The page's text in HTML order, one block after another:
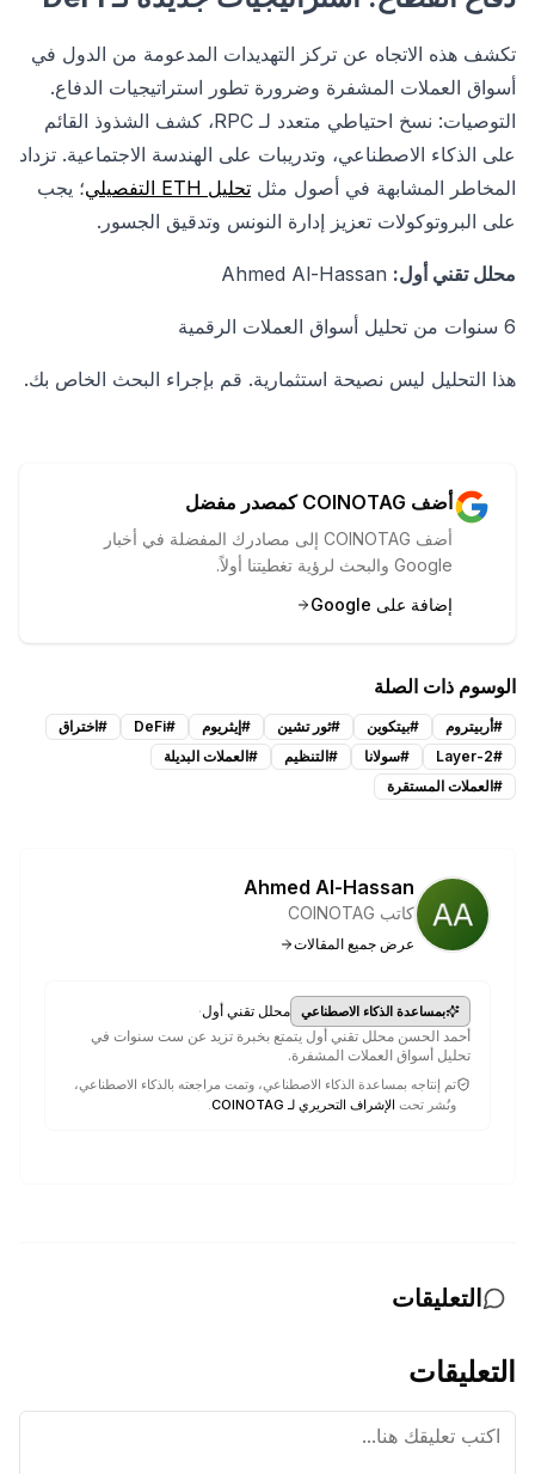
تكشف هذه الاتجاه عن تركز التهديدات المدعومة من الدول في
أسواق العملات المشفرة وضرورة تطور استراتيجيات الدفاع.
التوصيات: نسخ احتياطي متعدد لـ RPC، كشف الشذوذ القائم
على الذكاء الاصطناعي، وتدريبات على الهندسة الاجتماعية. تزداد
المخاطر المشابهة في أصول مثل تحليل ETH التفصيلي
؛ يجب
على البروتوكولات تعزيز إدارة النونس وتدقيق الجسور.
محلل تقني أول:
6 سنوات من تحليل أسواق العملات الرقمية
هذا التحليل ليس نصيحة استثمارية. قم بإجراء البحث الخاص بك.
أضف COINOTAG كمصدر مفضل
أضف COINOTAG إلى مصادرك المفضلة في أخبار
Google والبحث لرؤية تغطيتنا أولاً.
إضافة على Google
الوسوم ذات الصلة
#أربيتروم #بيتكوين #ثور تشين #إيثريوم #
DeFi
#اختراق
#
Layer-2
#سولانا #التنظيم #العملات البديلة
#العملات المستقرة
Ahmed Al-Hassan
كاتب COINOTAG
عرض جميع المقالات
بمساعدة الذكاء الاصطناعي محلل تقني أول·
أحمد الحسن محلل تقني أول يتمتع بخبرة تزيد عن ست سنوات في
تحليل أسواق العملات المشفرة.
تم إنتاجه بمساعدة الذكاء الاصطناعي، وتمت مراجعته بالذكاء الاصطناعي،
ونُشر تحت الإشراف التحريري لـ COINOTAG .
التعليقات
التعليقات